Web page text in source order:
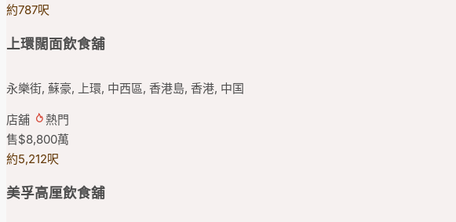
約787呎
上環闊面飲食舖
永樂街, 蘇豪, 上環, 中西區, 香港島, 香港, 中国
店舖
熱門
售$8,800萬
約5,212呎
美孚高厘飲食舖